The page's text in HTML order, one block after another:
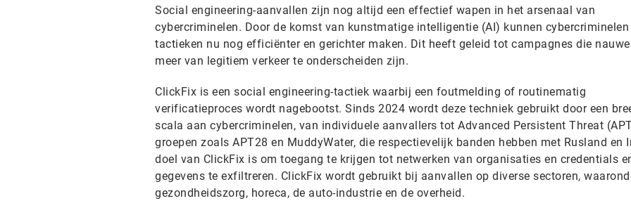
Social engineering-aanvallen zijn nog altijd een effectief wapen in het arsenaal van
cybercriminelen. Door de komst van kunstmatige intelligentie (AI) kunnen cybercriminelen
tactieken nu nog efficiënter en gerichter maken. Dit heeft geleid tot campagnes die
meer van legitiem verkeer te onderscheiden zijn.
ClickFix is een social engineering-tactiek waarbij een foutmelding of routinematig
verificatieproces wordt nagebootst. Sinds 2024 wordt deze techniek gebruikt door een
scala aan cybercriminelen, van individuele aanvallers tot Advanced Persistent Threat
groepen zoals APT28 en MuddyWater, die respectievelijk banden hebben met Rusland en
doel van ClickFix is om toegang te krijgen tot netwerken van organisaties en credentials
gegevens te exfiltreren. ClickFix wordt gebruikt bij aanvallen op diverse sectoren,
gezondheidszorg, horeca, de auto-industrie en de overheid.